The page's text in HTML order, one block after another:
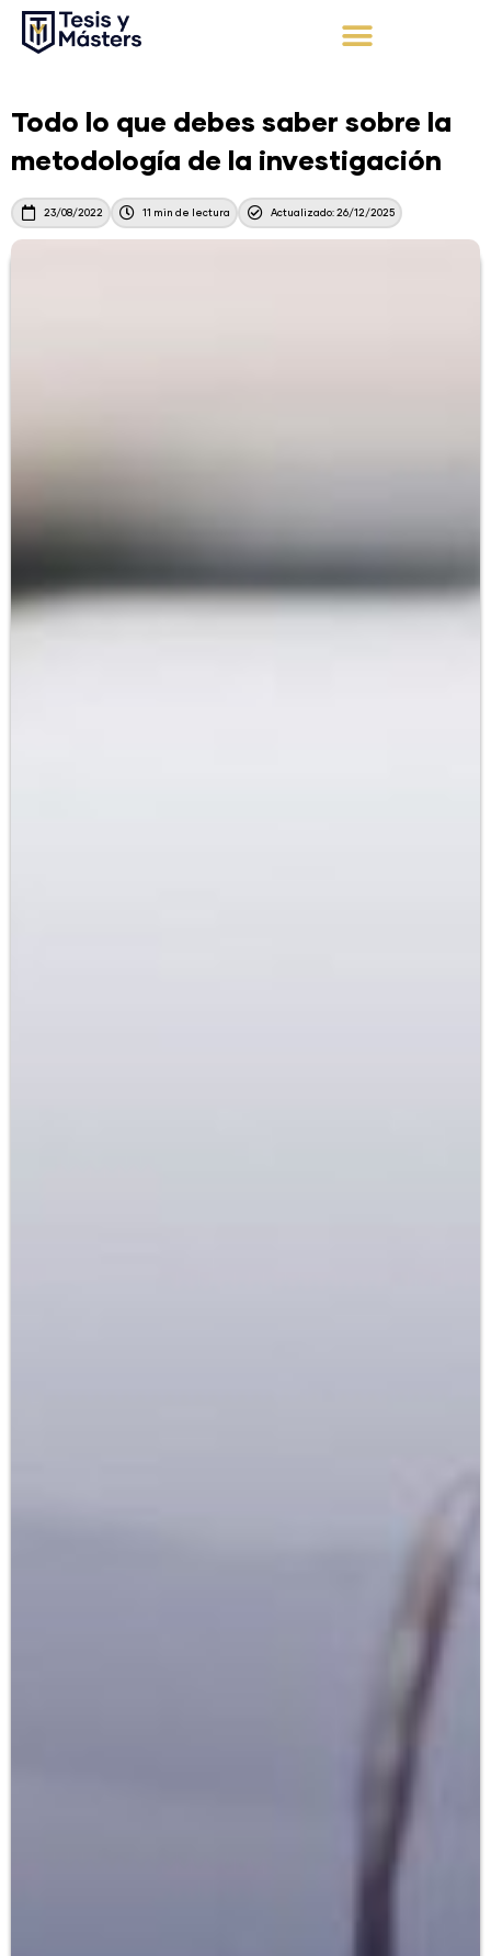
Todo lo que debes saber sobre la
metodología de la investigación
23/08/2022 11 min de lectura Actualizado: 26/12/2025